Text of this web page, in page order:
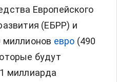
Европейского
(ЕБРР) и
миллионов евро (490
будут
миллиарда